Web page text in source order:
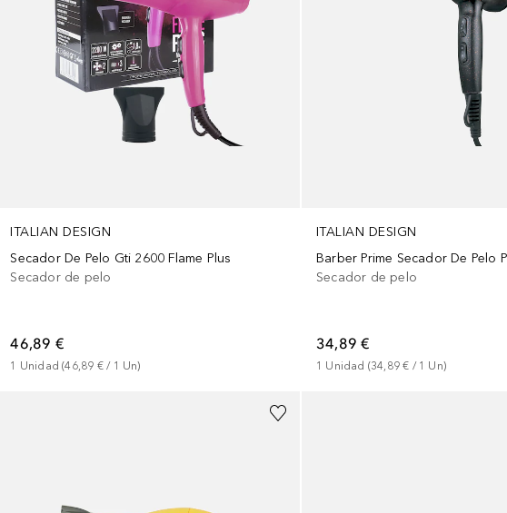
ITALIAN DESIGN
Secador De Pelo Gti 2600 Flame Plus
Secador de pelo
46,89 €
1 Unidad (46,89 € / 1 Un)
ITALIAN DESIGN
Secador de pelo
34,89 €
1 Unidad (34,89 € / 1 Un)